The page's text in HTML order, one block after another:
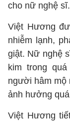
cho nữ nghệ sĩ.
Việt Hương
nhiễm lạnh,
giật. Nữ nghệ
kim trong
người hâm mộ
ảnh hưởng
Việt Hương